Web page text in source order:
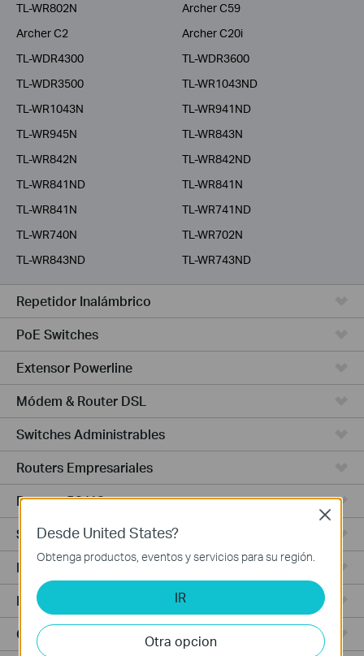
TL-WR802N
Archer C59
Archer C2
Archer C20i
TL-WDR4300
TL-WDR3600
TL-WDR3500
TL-WR1043ND
TL-WR1043N
TL-WR941ND
TL-WR945N
TL-WR843N
TL-WR842N
TL-WR842ND
TL-WR841ND
TL-WR841N
TL-WR841N
TL-WR741ND
TL-WR740N
TL-WR702N
TL-WR843ND
TL-WR743ND
Repetidor Inalámbrico
PoE Switches
Extensor Powerline
Módem & Router DSL
Switches Administrables
Routers Empresariales
Routers 5G/4G
Switches Smart
Punto de Acceso
Routers de Alta Potencia
Cámaras y seguridad
Desde United States?
Obtenga productos, eventos y servicios para su región.
IR
Otra opcion
Close